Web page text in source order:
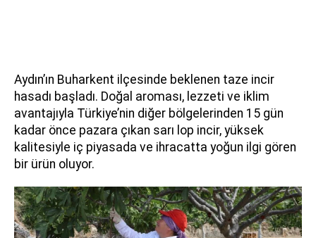
Aydın’ın Buharkent ilçesinde beklenen taze incir
hasadı başladı. Doğal aroması, lezzeti ve iklim
avantajıyla Türkiye’nin diğer bölgelerinden 15 gün
kadar önce pazara çıkan sarı lop incir, yüksek
kalitesiyle iç piyasada ve ihracatta yoğun ilgi gören
bir ürün oluyor.